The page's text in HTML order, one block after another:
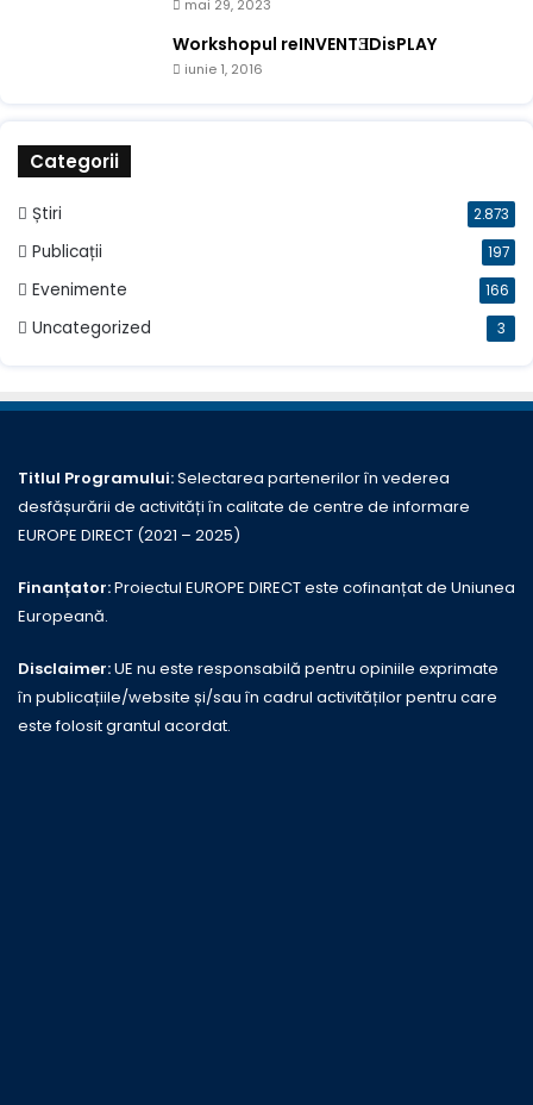
mai 29, 2023
Workshopul reINVENTƎDisPLAY
iunie 1, 2016
Categorii
Știri 2.873
Publicații 197
Evenimente 166
Uncategorized 3
Titlul Programului:Selectarea partenerilor în vederea
desfășurării de activități în calitate de centre de informare
EUROPE DIRECT (2021 – 2025)
Finanțator:Proiectul EUROPE DIRECT este cofinanțat de Uniunea
Europeană.
Disclaimer:UE nu este responsabilă pentru opiniile exprimate
în publicațiile/website și/sau în cadrul activităților pentru care
este folosit grantul acordat.